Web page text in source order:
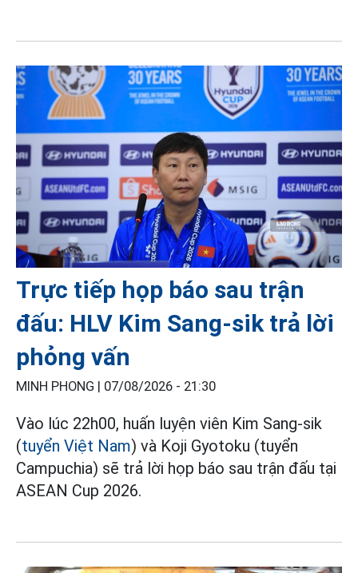
Trực tiếp họp báo sau trận
đấu: HLV Kim Sang-sik trả lời
phỏng vấn
MINH PHONG | 07/08/2026 - 21:30
Vào lúc 22h00, huấn luyện viên Kim Sang-sik
(tuyển Việt Nam) và Koji Gyotoku (tuyển
Campuchia) sẽ trả lời họp báo sau trận đấu tại
ASEAN Cup 2026.